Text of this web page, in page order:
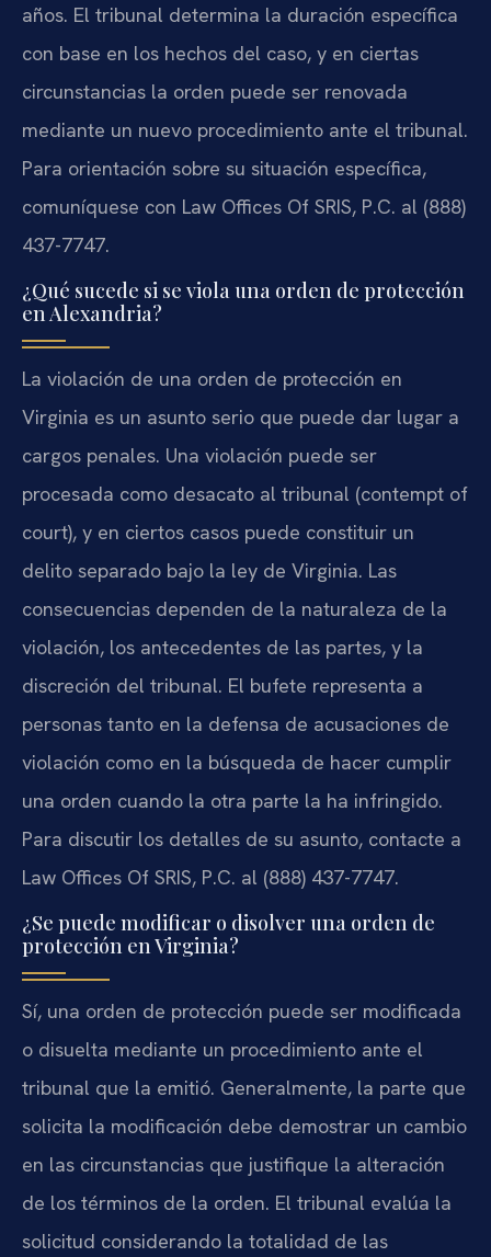
años. El tribunal determina la duración específica
con base en los hechos del caso, y en ciertas
circunstancias la orden puede ser renovada
mediante un nuevo procedimiento ante el tribunal.
Para orientación sobre su situación específica,
comuníquese con Law Offices Of SRIS, P.C. al (888)
437-7747.
¿Qué sucede si se viola una orden de protección
en Alexandria?
La violación de una orden de protección en
Virginia es un asunto serio que puede dar lugar a
cargos penales. Una violación puede ser
procesada como desacato al tribunal (contempt of
court), y en ciertos casos puede constituir un
delito separado bajo la ley de Virginia. Las
consecuencias dependen de la naturaleza de la
violación, los antecedentes de las partes, y la
discreción del tribunal. El bufete representa a
personas tanto en la defensa de acusaciones de
violación como en la búsqueda de hacer cumplir
una orden cuando la otra parte la ha infringido.
Para discutir los detalles de su asunto, contacte a
Law Offices Of SRIS, P.C. al (888) 437-7747.
¿Se puede modificar o disolver una orden de
protección en Virginia?
Sí, una orden de protección puede ser modificada
o disuelta mediante un procedimiento ante el
tribunal que la emitió. Generalmente, la parte que
solicita la modificación debe demostrar un cambio
en las circunstancias que justifique la alteración
de los términos de la orden. El tribunal evalúa la
solicitud considerando la totalidad de las